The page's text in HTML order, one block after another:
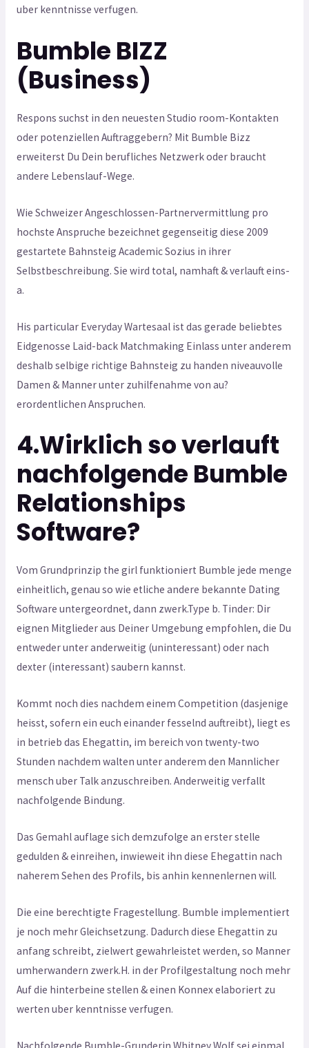
uber kenntnisse verfugen.
Bumble BIZZ
(Business)
Respons suchst in den neuesten Studio room-Kontakten
oder potenziellen Auftraggebern? Mit Bumble Bizz
erweiterst Du Dein berufliches Netzwerk oder braucht
andere Lebenslauf-Wege.
Wie Schweizer Angeschlossen-Partnervermittlung pro
hochste Anspruche bezeichnet gegenseitig diese 2009
gestartete Bahnsteig Academic Sozius in ihrer
Selbstbeschreibung. Sie wird total, namhaft & verlauft eins-
a.
His particular Everyday Wartesaal ist das gerade beliebtes
Eidgenosse Laid-back Matchmaking Einlass unter anderem
deshalb selbige richtige Bahnsteig zu handen niveauvolle
Damen & Manner unter zuhilfenahme von au?
erordentlichen Anspruchen.
4.Wirklich so verlauft
nachfolgende Bumble
Relationships
Software?
Vom Grundprinzip the girl funktioniert Bumble jede menge
einheitlich, genau so wie etliche andere bekannte Dating
Software untergeordnet, dann zwerk.Type b. Tinder: Dir
eignen Mitglieder aus Deiner Umgebung empfohlen, die Du
entweder unter anderweitig (uninteressant) oder nach
dexter (interessant) saubern kannst.
Kommt noch dies nachdem einem Competition (dasjenige
heisst, sofern ein euch einander fesselnd auftreibt), liegt es
in betrieb das Ehegattin, im bereich von twenty-two
Stunden nachdem walten unter anderem den Mannlicher
mensch uber Talk anzuschreiben. Anderweitig verfallt
nachfolgende Bindung.
Das Gemahl auflage sich demzufolge an erster stelle
gedulden & einreihen, inwieweit ihn diese Ehegattin nach
naherem Sehen des Profils, bis anhin kennenlernen will.
Die eine berechtigte Fragestellung. Bumble implementiert
je noch mehr Gleichsetzung. Dadurch diese Ehegattin zu
anfang schreibt, zielwert gewahrleistet werden, so Manner
umherwandern zwerk.H. in der Profilgestaltung noch mehr
Auf die hinterbeine stellen & einen Konnex elaboriert zu
werten uber kenntnisse verfugen.
Nachfolgende Bumble-Grunderin Whitney Wolf sei einmal